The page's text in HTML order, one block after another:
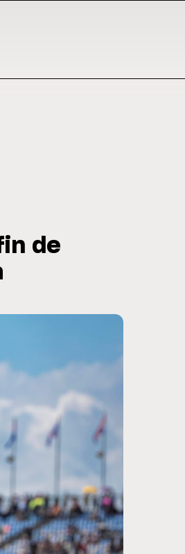
Zarco évite l'opération et
de